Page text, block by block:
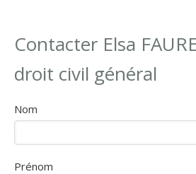
Contacter Elsa
droit civil général
Nom
Prénom